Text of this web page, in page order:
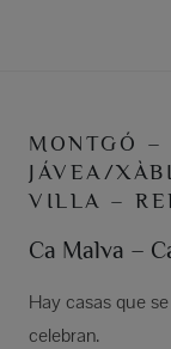
MONTGÓ –
JÁVEA/
VILLA –
Ca Malva –
Hay casas que
celebran.